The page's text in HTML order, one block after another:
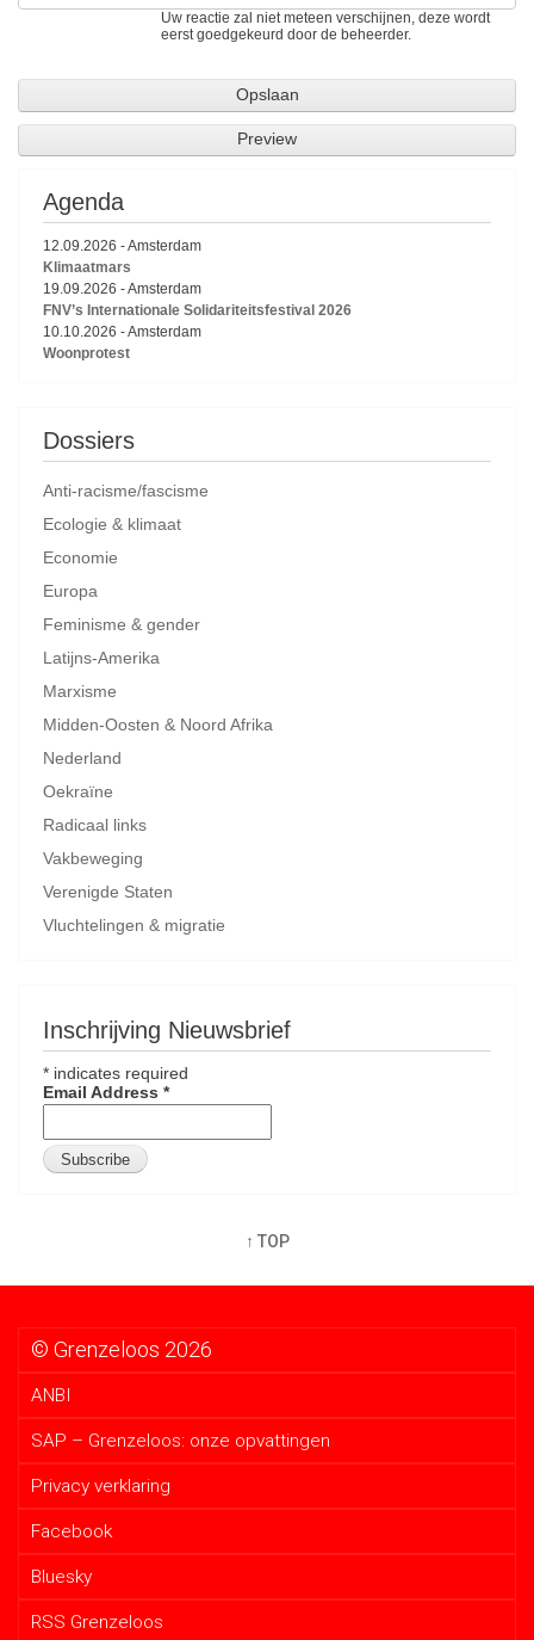
Uw reactie zal niet meteen verschijnen, deze wordt
eerst goedgekeurd door de beheerder.
Agenda
12.09.2026 -Amsterdam
Klimaatmars
19.09.2026 -Amsterdam
FNV’s Internationale Solidariteitsfestival 2026
10.10.2026 -Amsterdam
Woonprotest
Dossiers
Anti-racisme/fascisme
Ecologie & klimaat
Economie
Europa
Feminisme & gender
Latijns-Amerika
Marxisme
Midden-Oosten & Noord Afrika
Nederland
Oekraïne
Radicaal links
Vakbeweging
Verenigde Staten
Vluchtelingen & migratie
Inschrijving Nieuwsbrief
* indicates required
Email Address *
↑ TOP
© Grenzeloos 2026
ANBI
SAP – Grenzeloos: onze opvattingen
Privacy verklaring
Facebook
Bluesky
RSS Grenzeloos